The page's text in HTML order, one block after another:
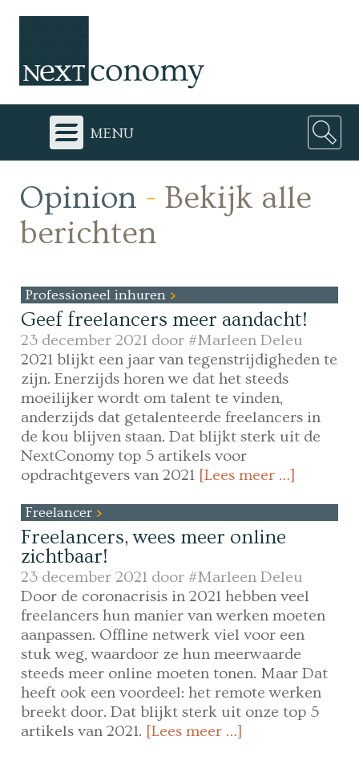
menu
Opinion - Bekijk alle
berichten
Professioneel inhuren
Geef freelancers meer aandacht!
23 december 2021 door #Marleen Deleu
2021 blijkt een jaar van tegenstrijdigheden te
zijn. Enerzijds horen we dat het steeds
moeilijker wordt om talent te vinden,
anderzijds dat getalenteerde freelancers in
de kou blijven staan. Dat blijkt sterk uit de
NextConomy top 5 artikels voor
opdrachtgevers van 2021 [Lees meer …]
Freelancer
Freelancers, wees meer online
zichtbaar!
23 december 2021 door #Marleen Deleu
Door de coronacrisis in 2021 hebben veel
freelancers hun manier van werken moeten
aanpassen. Offline netwerk viel voor een
stuk weg, waardoor ze hun meerwaarde
steeds meer online moeten tonen. Maar Dat
heeft ook een voordeel: het remote werken
breekt door. Dat blijkt sterk uit onze top 5
artikels van 2021. [Lees meer …]